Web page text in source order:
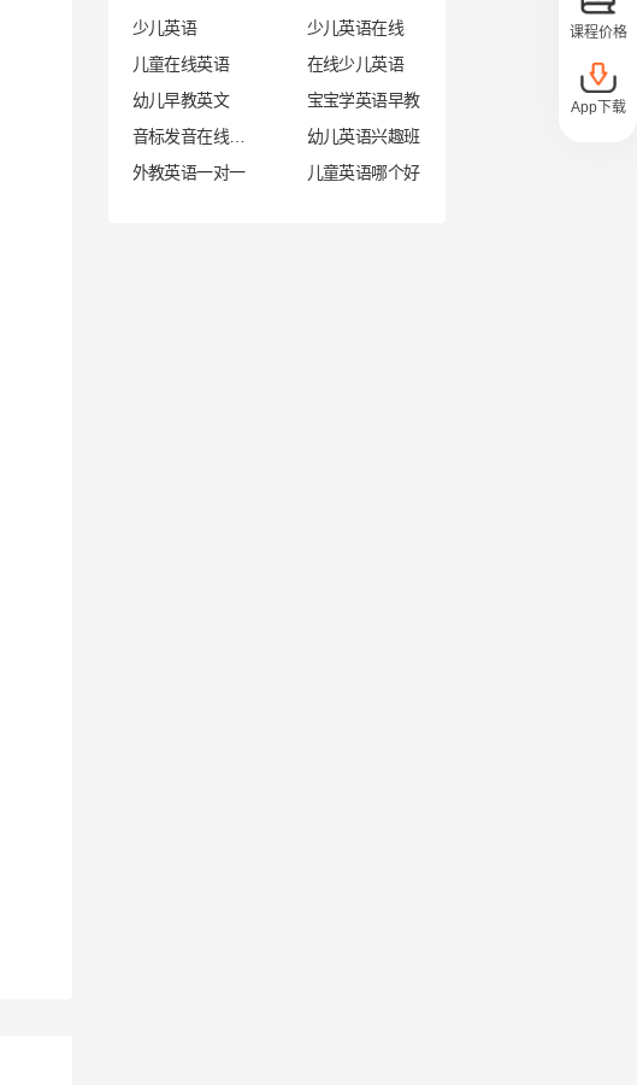
少儿英语
少儿英语在线
儿童在线英语
在线少儿英语
幼儿早教英文
宝宝学英语早教
幼儿英语兴趣班
外教英语一对一
儿童英语哪个好
课程价格
App下载